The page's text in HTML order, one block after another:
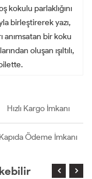
kokulu parlaklığını
birleştirerek yazı,
anımsatan bir koku
oluşan ışıltılı,
Hızlı Kargo İmkanı
Kapıda Ödeme İmkanı